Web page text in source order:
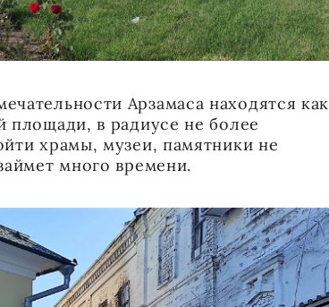
Арзамаса находятся как
площади, в радиусе не более
храмы, музеи, памятники не
много времени.